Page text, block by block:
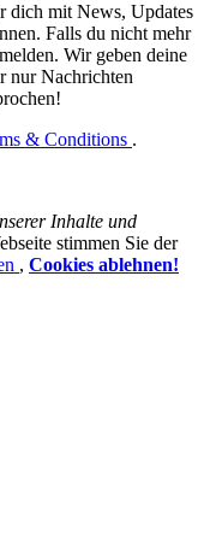
dich mit News, Updates
Falls du nicht mehr
Wir geben deine
nur Nachrichten
& Conditions .
Inhalte und
stimmen Sie der
, Cookies ablehnen!